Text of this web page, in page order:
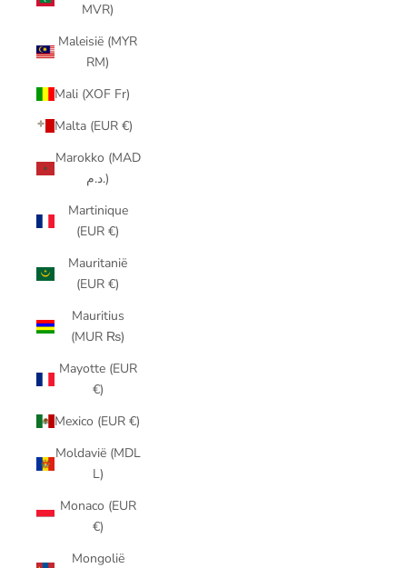
MVR)
Maleisië (MYR
RM)
Mali (XOF Fr)
Malta (EUR €)
Marokko (MAD
د.م.)
Martinique
(EUR €)
Mauritanië
(EUR €)
Mauritius
(MUR ₨)
Mayotte (EUR
€)
Mexico (EUR €)
Moldavië (MDL
L)
Monaco (EUR
€)
Mongolië